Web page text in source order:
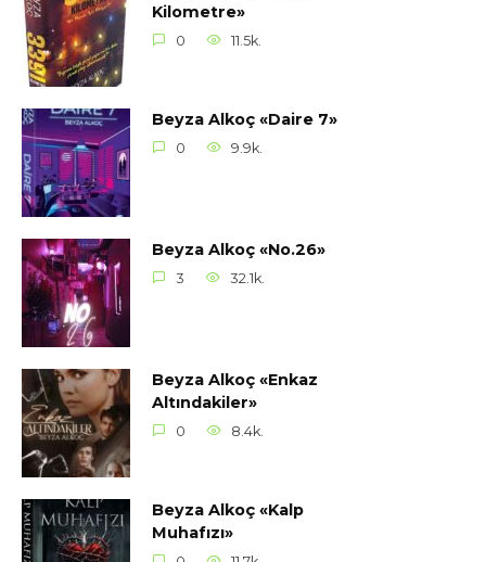
Kilometre»
0 11.5k.
Beyza Alkoç «Daire 7»
0 9.9k.
Beyza Alkoç «No.26»
3 32.1k.
Beyza Alkoç «Enkaz
Altındakiler»
0 8.4k.
Beyza Alkoç «Kalp
Muhafızı»